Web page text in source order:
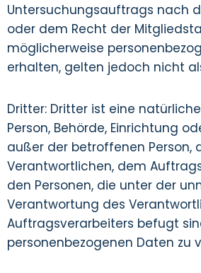
Untersuchungsauftrags nach
oder dem Recht der
möglicherweise
erhalten, gelten jedoch nicht
Dritter: Dritter ist eine
Person, Behörde, Einrichtung
außer der betroffenen Person,
Verantwortlichen, dem
den Personen, die unter der
Verantwortung des
Auftragsverarbeiters befugt
personenbezogenen Daten zu